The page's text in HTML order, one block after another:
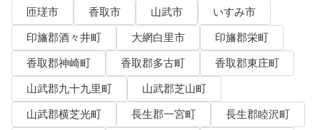
匝瑳市
香取市 山武市
いすみ市
印旛郡酒々井町
大網白里市
印旛郡栄町
香取郡神崎町
香取郡多古町
香取郡東庄町
山武郡九十九里町
山武郡芝山町
山武郡横芝光町
長生郡一宮町
長生郡睦沢町